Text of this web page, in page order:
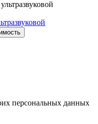
персональных данных